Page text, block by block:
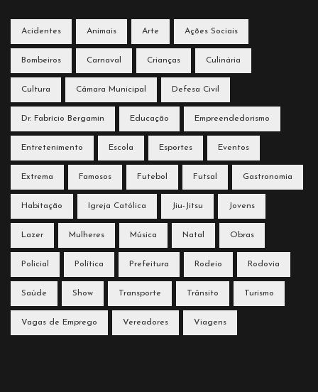
Acidentes Animais Arte Ações Sociais
Bombeiros Carnaval Crianças Culinária
Cultura Câmara Municipal Defesa Civil
Dr. Fabrício Bergamin Educação Empreendedorismo
Entretenimento Escola Esportes Eventos
Extrema Famosos Futebol Futsal Gastronomia
Habitação Igreja Católica Jiu-Jitsu Jovens
Lazer Mulheres Música Natal Obras
Policial Política Prefeitura Rodeio Rodovia
Saúde Show Transporte Trânsito Turismo
Vagas de Emprego Vereadores Viagens